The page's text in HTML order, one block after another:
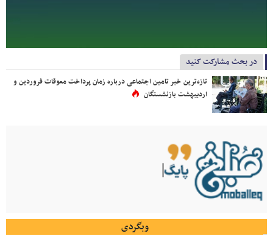
در بحث مشارکت کنید
تازه‌ترین خبر تامین اجتماعی درباره زمان پرداخت معوقات فروردین و
اردیبهشت بازنشستگان
وبگردی